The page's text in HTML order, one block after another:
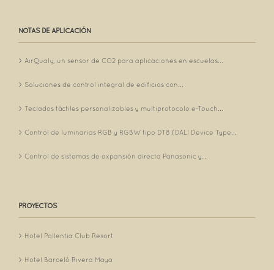
NOTAS DE APLICACIÓN
AirQualy, un sensor de CO2 para aplicaciones en escuelas...
Soluciones de control integral de edificios con...
Teclados táctiles personalizables y multiprotocolo e-Touch...
Control de luminarias RGB y RGBW tipo DT8 (DALI Device Type...
Control de sistemas de expansión directa Panasonic y...
PROYECTOS
Hotel Pollentia Club Resort
Hotel Barceló Rivera Maya